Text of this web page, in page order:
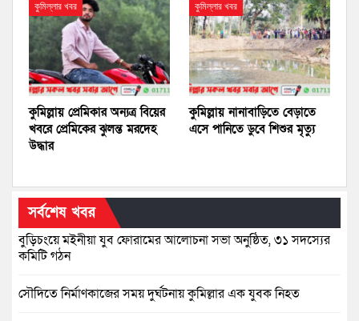
কুমিল্লার খবর
কুমিল্লায় প্রেমিকার অন্যত্র বিয়ের
খবরে প্রেমিকের ঝুলন্ত মরদেহ
উদ্ধার
কুমিল্লার খবর
কুমিল্লায় নানাবাড়িতে বেড়াতে
এসে পানিতে ডুবে শিশুর মৃত্যু
সর্বশেষ খবর
বুড়িচংয়ে মইনীয়া যুব ফোরামের আলোচনা সভা অনুষ্ঠিত, ৩১ সদস্যের
কমিটি গঠন
সৌদিতে নির্মাণকাজের সময় দুর্ঘটনায় কুমিল্লার এক যুবক নিহত